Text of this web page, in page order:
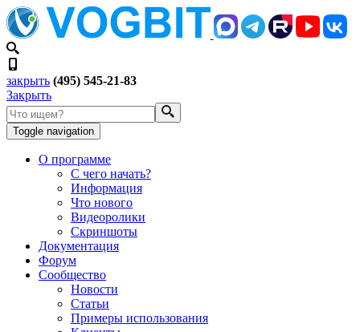
закрыть (495) 545-21-83
Закрыть
Toggle navigation
О программе
С чего начать?
Информация
Что нового
Видеоролики
Скриншоты
Документация
Форум
Сообщество
Новости
Статьи
Примеры использования